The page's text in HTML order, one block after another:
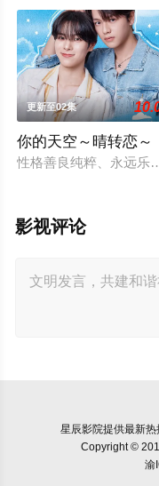
更新至02集
你的天空～晴转恋～
性格善良纯粹、永远乐
影视评论
星辰影院提供最新
Copyright ©
渝